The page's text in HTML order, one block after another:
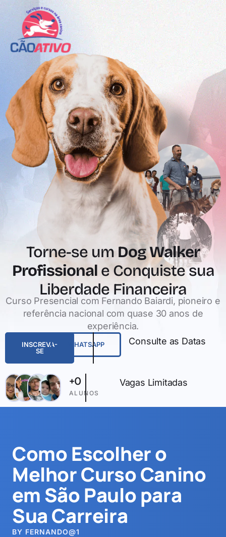
Torne-se umDog Walker
Profissional e Conquiste sua
Liberdade Financeira
Curso Presencial com Fernando Baiardi, pioneiro e
referência nacional com quase 30 anos de
experiência.
INSCREVA-
SE
WHATSAPP Consulte as Datas
ALUNOS
+0 Vagas Limitadas
Como Escolher o
Melhor Curso Canino
em São Paulo para
Sua Carreira
BY FERNANDO@1